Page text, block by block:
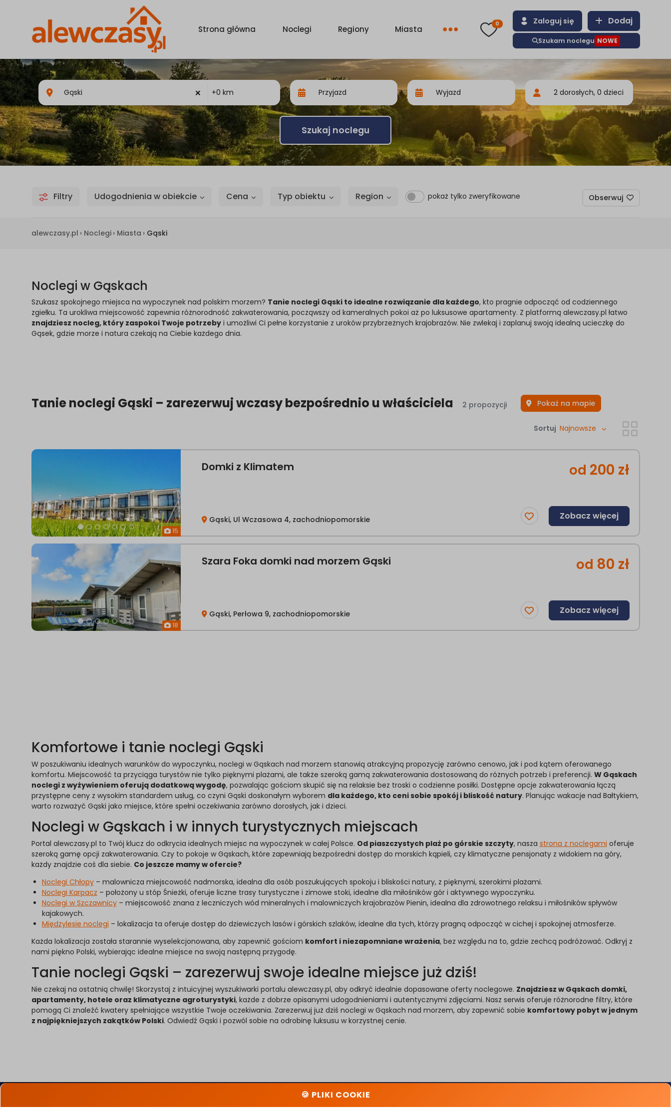
Strona główna Noclegi Regiony Miasta
0 Zaloguj się Dodaj
Szukam noclegu NOWE
×
Szukaj noclegu
Filtry Udogodnienia w obiekcie Cena Typ obiektu Region pokaż tylko zweryfikowane Obserwuj
alewczasy.pl › Noclegi › Miasta › Gąski
Noclegi w Gąskach
Szukasz spokojnego miejsca na wypoczynek nad polskim morzem? Tanie noclegi Gąski to idealne rozwiązanie dla każdego, kto pragnie odpocząć od codziennego
zgiełku. Ta urokliwa miejscowość zapewnia różnorodność zakwaterowania, począwszy od kameralnych pokoi aż po luksusowe apartamenty. Z platformą alewczasy.pl łatwo
znajdziesz nocleg, który zaspokoi Twoje potrzebyi umożliwi Ci pełne korzystanie z uroków przybrzeżnych krajobrazów. Nie zwlekaj i zaplanuj swoją idealną ucieczkę do
Gąsek, gdzie morze i natura czekają na Ciebie każdego dnia.
Tanie noclegi Gąski – zarezerwuj wczasy bezpośrednio u właściciela 2 propozycji Pokaż na mapie
Sortuj Najnowsze
15
Domki z Klimatem
Gąski, Ul Wczasowa 4, zachodniopomorskie
od 200 zł
Zobacz więcej
18
Szara Foka domki nad morzem Gąski
Gąski, Perłowa 9, zachodniopomorskie
od 80 zł
Zobacz więcej
Komfortowe i tanie noclegi Gąski
W poszukiwaniu idealnych warunków do wypoczynku, noclegi w Gąskach nad morzem stanowią atrakcyjną propozycję zarówno cenowo, jak i pod kątem oferowanego
komfortu. Miejscowość ta przyciąga turystów nie tylko pięknymi plażami, ale także szeroką gamą zakwaterowania dostosowaną do różnych potrzeb i preferencji. W Gąskach
noclegi z wyżywieniem oferują dodatkową wygodę, pozwalając gościom skupić się na relaksie bez troski o codzienne posiłki. Dostępne opcje zakwaterowania łączą
przystępne ceny z wysokim standardem usług, co czyni Gąski doskonałym wyborem dla każdego, kto ceni sobie spokój i bliskość natury. Planując wakacje nad Bałtykiem,
warto rozważyć Gąski jako miejsce, które spełni oczekiwania zarówno dorosłych, jak i dzieci.
Noclegi w Gąskach i w innych turystycznych miejscach
Portal alewczasy.pl to Twój klucz do odkrycia idealnych miejsc na wypoczynek w całej Polsce. Od piaszczystych plaż po górskie szczyty, nasza strona z noclegami oferuje
szeroką gamę opcji zakwaterowania. Czy to pokoje w Gąskach, które zapewniają bezpośredni dostęp do morskich kąpieli, czy klimatyczne pensjonaty z widokiem na góry,
każdy znajdzie coś dla siebie. Co jeszcze mamy w ofercie?
Noclegi Chłopy– malownicza miejscowość nadmorska, idealna dla osób poszukujących spokoju i bliskości natury, z pięknymi, szerokimi plażami.
Noclegi Karpacz – położony u stóp Śnieżki, oferuje liczne trasy turystyczne i zimowe stoki, idealne dla miłośników gór i aktywnego wypoczynku.
Noclegi w Szczawnicy– miejscowość znana z leczniczych wód mineralnych i malowniczych krajobrazów Pienin, idealna dla zdrowotnego relaksu i miłośników spływów
kajakowych.
Międzylesie noclegi – lokalizacja ta oferuje dostęp do dziewiczych lasów i górskich szlaków, idealne dla tych, którzy pragną odpocząć w cichej i spokojnej atmosferze.
Każda lokalizacja została starannie wyselekcjonowana, aby zapewnić gościom komfort i niezapomniane wrażenia, bez względu na to, gdzie zechcą podróżować. Odkryj z
nami piękno Polski, wybierając idealne miejsce na swoją następną przygodę.
Tanie noclegi Gąski – zarezerwuj swoje idealne miejsce już dziś!
Nie czekaj na ostatnią chwilę! Skorzystaj z intuicyjnej wyszukiwarki portalu alewczasy.pl, aby odkryć idealnie dopasowane oferty noclegowe. Znajdziesz w Gąskach domki,
apartamenty, hotele oraz klimatyczne agroturystyki, każde z dobrze opisanymi udogodnieniami i autentycznymi zdjęciami. Nasz serwis oferuje różnorodne filtry, które
pomogą Ci znaleźć kwatery spełniające wszystkie Twoje oczekiwania. Zarezerwuj już dziś noclegi w Gąskach nad morzem, aby zapewnić sobie komfortowy pobyt w jednym
z najpiękniejszych zakątków Polski. Odwiedź Gąski i pozwól sobie na odrobinę luksusu w korzystnej cenie.
Oferty specjalne
Kontakt
Porady
🍪 PLIKI COOKIE